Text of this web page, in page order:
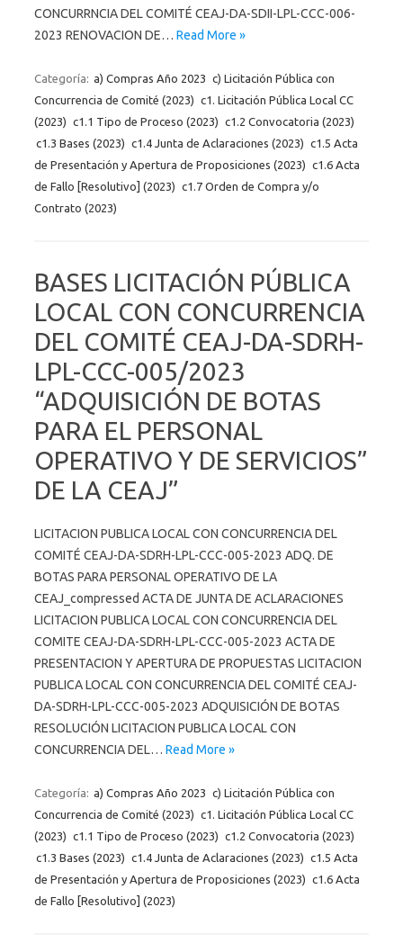
CONCURRNCIA DEL COMITÉ CEAJ-DA-SDII-LPL-CCC-006-
2023 RENOVACION DE… Read More »
Categoría: a) Compras Año 2023 c) Licitación Pública con
Concurrencia de Comité (2023) c1. Licitación Pública Local CC
(2023) c1.1 Tipo de Proceso (2023) c1.2 Convocatoria (2023)
c1.3 Bases (2023) c1.4 Junta de Aclaraciones (2023) c1.5 Acta
de Presentación y Apertura de Proposiciones (2023) c1.6 Acta
de Fallo [Resolutivo] (2023) c1.7 Orden de Compra y/o
Contrato (2023)
BASES LICITACIÓN PÚBLICA
LOCAL CON CONCURRENCIA
DEL COMITÉ CEAJ-DA-SDRH-
LPL-CCC-005/2023
“ADQUISICIÓN DE BOTAS
PARA EL PERSONAL
OPERATIVO Y DE SERVICIOS”
DE LA CEAJ”
LICITACION PUBLICA LOCAL CON CONCURRENCIA DEL
COMITÉ CEAJ-DA-SDRH-LPL-CCC-005-2023 ADQ. DE
BOTAS PARA PERSONAL OPERATIVO DE LA
CEAJ_compressed ACTA DE JUNTA DE ACLARACIONES
LICITACION PUBLICA LOCAL CON CONCURRENCIA DEL
COMITE CEAJ-DA-SDRH-LPL-CCC-005-2023 ACTA DE
PRESENTACION Y APERTURA DE PROPUESTAS LICITACION
PUBLICA LOCAL CON CONCURRENCIA DEL COMITÉ CEAJ-
DA-SDRH-LPL-CCC-005-2023 ADQUISICIÓN DE BOTAS
RESOLUCIÓN LICITACION PUBLICA LOCAL CON
CONCURRENCIA DEL… Read More »
Categoría: a) Compras Año 2023 c) Licitación Pública con
Concurrencia de Comité (2023) c1. Licitación Pública Local CC
(2023) c1.1 Tipo de Proceso (2023) c1.2 Convocatoria (2023)
c1.3 Bases (2023) c1.4 Junta de Aclaraciones (2023) c1.5 Acta
de Presentación y Apertura de Proposiciones (2023) c1.6 Acta
de Fallo [Resolutivo] (2023)